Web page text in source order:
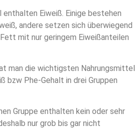
Eiweiß. Einige bestehen
andere setzen sich überwiegend
mit nur geringem Eiweißanteilen
man die wichtigsten Nahrungsmittel
bzw Phe-Gehalt in drei Gruppen
Gruppe enthalten kein oder sehr
nur grob bis gar nicht